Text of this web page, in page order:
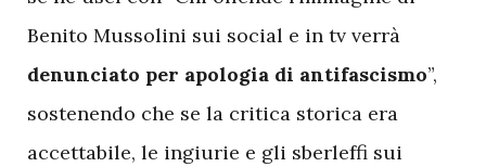
Benito Mussolini sui social e in tv verrà
denunciato per apologia di antifascismo”,
sostenendo che se la critica storica era
accettabile, le ingiurie e gli sberleffi sui